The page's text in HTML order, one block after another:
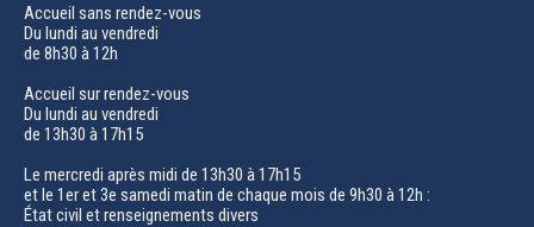
Accueil sans rendez-vous
Du lundi au vendredi
de 8h30 à 12h
Accueil sur rendez-vous
Du lundi au vendredi
de 13h30 à 17h15
Le mercredi après midi de 13h30 à 17h15
et le 1er et 3e samedi matin de chaque mois de 9h30 à 12h :
État civil et renseignements divers